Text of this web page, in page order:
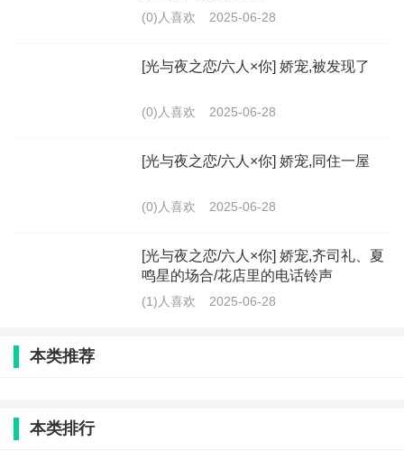
(0)人喜欢 2025-06-28
[光与夜之恋/六人×你] 娇宠,被发现了
(0)人喜欢 2025-06-28
[光与夜之恋/六人×你] 娇宠,同住一屋
(0)人喜欢 2025-06-28
[光与夜之恋/六人×你] 娇宠,齐司礼、夏
鸣星的场合/花店里的电话铃声
(1)人喜欢 2025-06-28
本类推荐
本类排行